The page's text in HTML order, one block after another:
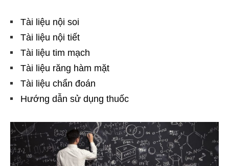
Tài liệu nội soi
Tài liệu nội tiết
Tài liệu tim mạch
Tài liệu răng hàm mặt
Tài liệu chẩn đoán
Hướng dẫn sử dụng thuốc